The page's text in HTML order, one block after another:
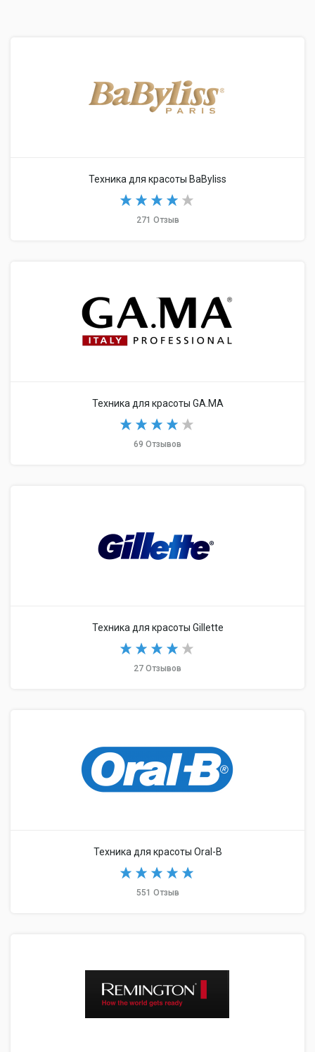
Техника для красоты BaByliss
271 Отзыв
Техника для красоты GA.MA
69 Отзывов
Техника для красоты Gillette
27 Отзывов
Техника для красоты Oral-B
551 Отзыв